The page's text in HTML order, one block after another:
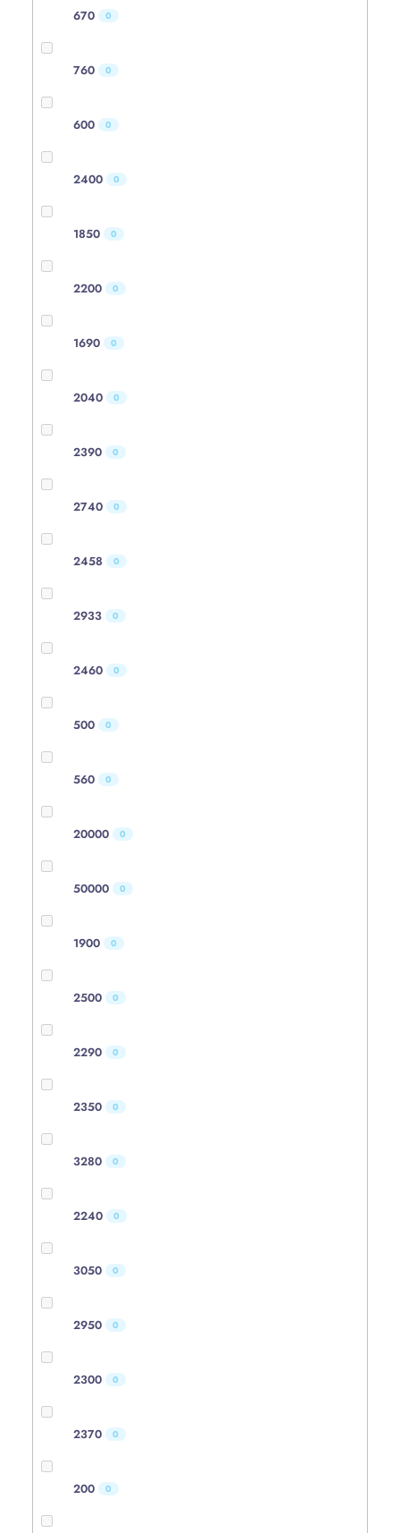
670 0
760 0
600 0
2400 0
1850 0
2200 0
1690 0
2040 0
2390 0
2740 0
2458 0
2933 0
2460 0
500 0
560 0
20000 0
50000 0
1900 0
2500 0
2290 0
2350 0
3280 0
2240 0
3050 0
2950 0
2300 0
2370 0
200 0